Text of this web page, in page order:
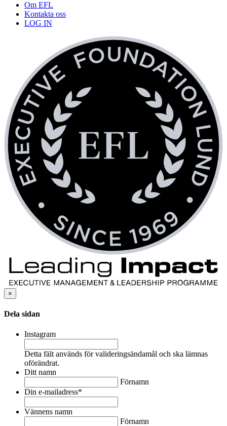
Om EFL
Kontakta oss
LOG IN
×
Dela sidan
Instagram
Detta fält används för valideringsändamål och ska lämnas
oförändrat.
Ditt namn
Förnamn
Din e-mailadress*
Vännens namn
Förnamn